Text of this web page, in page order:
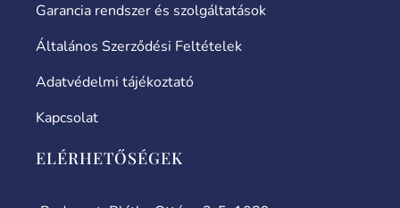
Garancia rendszer és szolgáltatások
Általános Szerződési Feltételek
Adatvédelmi tájékoztató
Kapcsolat
ELÉRHETŐSÉGEK